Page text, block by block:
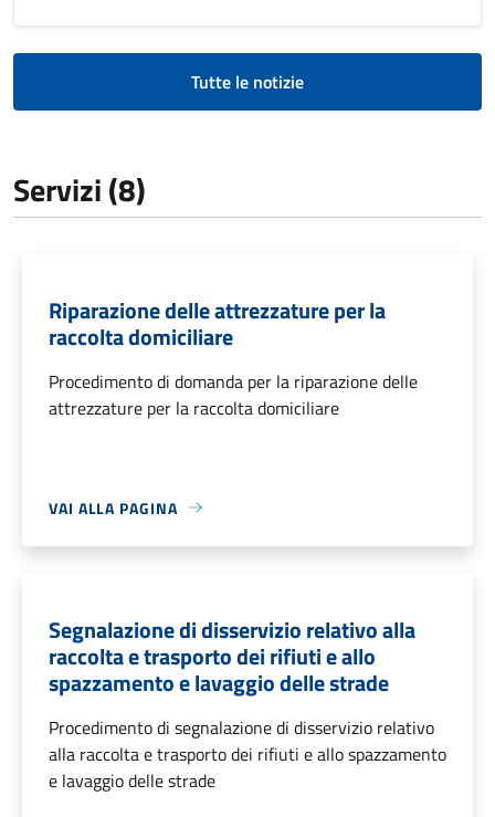
Tutte le notizie
Servizi (8)
Riparazione delle attrezzature per la
raccolta domiciliare
Procedimento di domanda per la riparazione delle
attrezzature per la raccolta domiciliare
VAI ALLA PAGINA
Segnalazione di disservizio relativo alla
raccolta e trasporto dei rifiuti e allo
spazzamento e lavaggio delle strade
Procedimento di segnalazione di disservizio relativo
alla raccolta e trasporto dei rifiuti e allo spazzamento
e lavaggio delle strade